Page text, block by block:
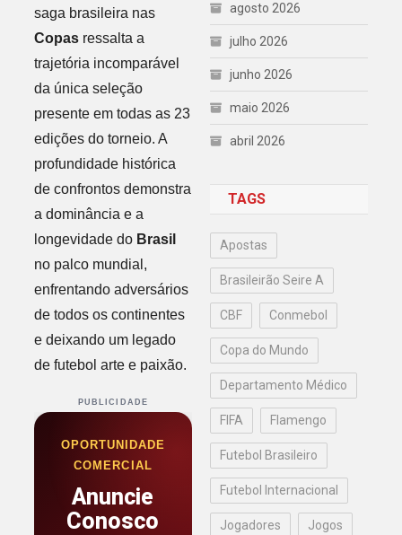
saga brasileira nas
Copasressalta a
trajetória incomparável
da única seleção
presente em todas as 23
edições do torneio. A
profundidade histórica
de confrontos demonstra
a dominância e a
longevidade do Brasil
no palco mundial,
enfrentando adversários
de todos os continentes
e deixando um legado
de futebol arte e paixão.
PUBLICIDADE
OPORTUNIDADE
COMERCIAL
Anuncie
Conosco
agosto 2026
julho 2026
junho 2026
maio 2026
abril 2026
TAGS
Apostas
Brasileirão Seire A
CBF Conmebol
Copa do Mundo
Departamento Médico
FIFA Flamengo
Futebol Brasileiro
Futebol Internacional
Jogadores Jogos